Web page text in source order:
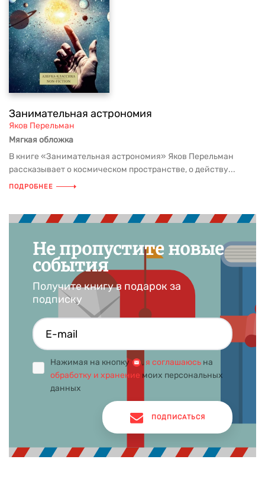
Занимательная астрономия
Яков Перельман
Мягкая обложка
В книге «Занимательная астрономия» Яков Перельман
рассказывает о космическом пространстве, о действу...
ПОДРОБНЕЕ
Не пропустите новые
события
Получите книгу в подарок за
подписку
Нажимая на кнопку , я соглашаюсь на
обработку и хранение моих персональных
данных
ПОДПИСАТЬСЯ